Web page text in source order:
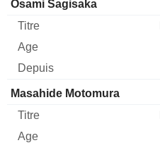
Osami Sagisaka
Masahide Motomura